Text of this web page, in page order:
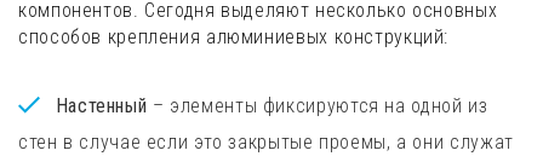
компонентов. Сегодня выделяют несколько основных
способов крепления алюминиевых конструкций:
Настенный – элементы фиксируются на одной из
стен в случае если это закрытые проемы, а они служат